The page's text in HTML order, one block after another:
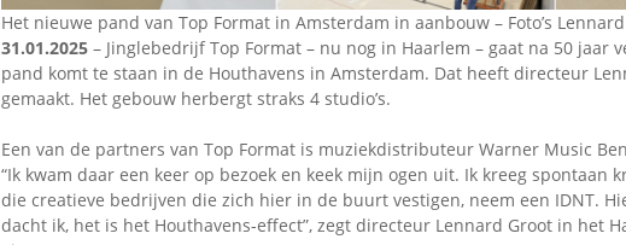
Het nieuwe pand van Top Format in Amsterdam in aanbouw – Foto’s
31.01.2025 – Jinglebedrijf Top Format – nu nog in Haarlem – gaat na 50 jaar
pand komt te staan in de Houthavens in Amsterdam. Dat heeft directeur
gemaakt. Het gebouw herbergt straks 4 studio’s.
Een van de partners van Top Format is muziekdistributeur Warner Music
“Ik kwam daar een keer op bezoek en keek mijn ogen uit. Ik kreeg spontaan
die creatieve bedrijven die zich hier in de buurt vestigen, neem een IDNT.
dacht ik, het is het Houthavens-effect”, zegt directeur Lennard Groot in het